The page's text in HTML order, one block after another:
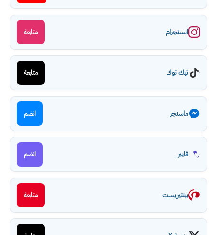
انستجرام متابعة
تيك توك متابعة
ماسنجر انضم
فايبر انضم
بينتيريست متابعة